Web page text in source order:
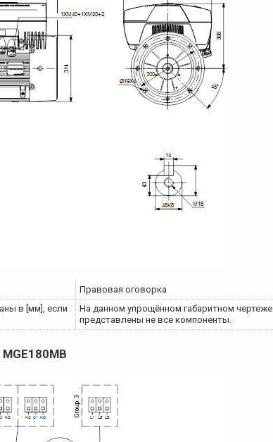
Правовая оговорка
в [мм], если
На данном упрощённом габаритном чертеже
представлены не все компоненты.
MGE180MB